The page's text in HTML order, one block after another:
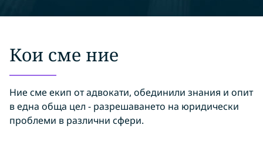
Кои сме ние
Ние сме екип от адвокати, обединили знания и опит
в една обща цел - разрешаването на юридически
проблеми в различни сфери.